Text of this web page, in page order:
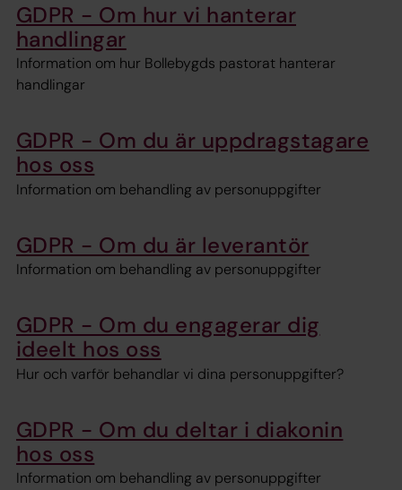
GDPR - Om hur vi hanterar
handlingar
Information om hur Bollebygds pastorat hanterar
handlingar
GDPR - Om du är uppdragstagare
hos oss
Information om behandling av personuppgifter
GDPR - Om du är leverantör
Information om behandling av personuppgifter
GDPR - Om du engagerar dig
ideelt hos oss
Hur och varför behandlar vi dina personuppgifter?
GDPR - Om du deltar i diakonin
hos oss
Information om behandling av personuppgifter